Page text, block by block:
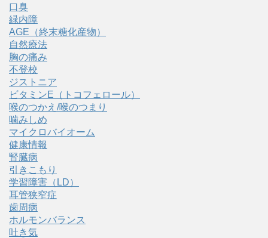
口臭
緑内障
AGE（終末糖化産物）
自然療法
胸の痛み
不登校
ジストニア
ビタミンE（トコフェロール）
喉のつかえ/喉のつまり
噛みしめ
マイクロバイオーム
健康情報
腎臓病
引きこもり
学習障害（LD）
耳管狭窄症
歯周病
ホルモンバランス
吐き気